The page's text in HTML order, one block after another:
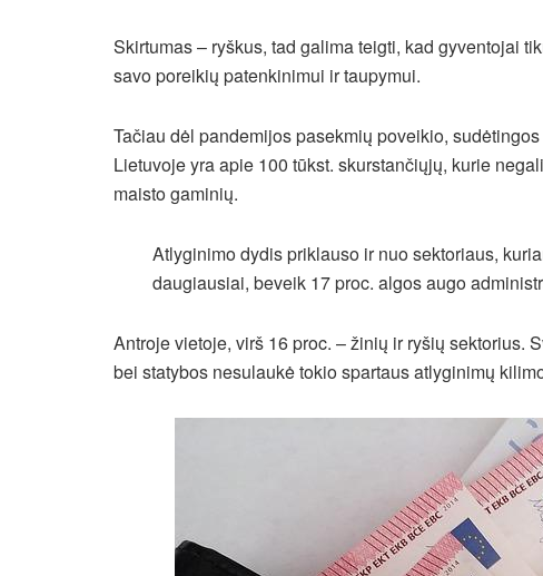
Skirtumas – ryškus, tad galima teigti, kad gyventojai
savo poreikių patenkinimui ir taupymui.
Tačiau dėl pandemijos pasekmių poveikio,
Lietuvoje yra apie 100 tūkst. skurstančiųjų, kurie
maisto gaminių.
Atlyginimo dydis priklauso ir nuo sektoriaus,
daugiausiai, beveik 17 proc. algos augo
Antroje vietoje, virš 16 proc. – žinių ir ryšių sektorius.
bei statybos nesulaukė tokio spartaus atlyginimų